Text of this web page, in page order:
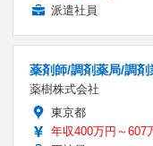
派遣社員
薬剤師/調剤薬局/調
薬樹株式会社
東京都
年収400万円～607